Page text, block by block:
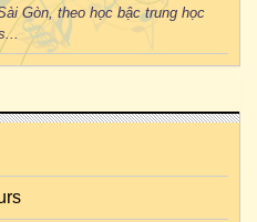
Gòn, theo học bậc trung học